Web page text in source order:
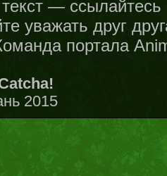
—
уважать друг
портала
2015